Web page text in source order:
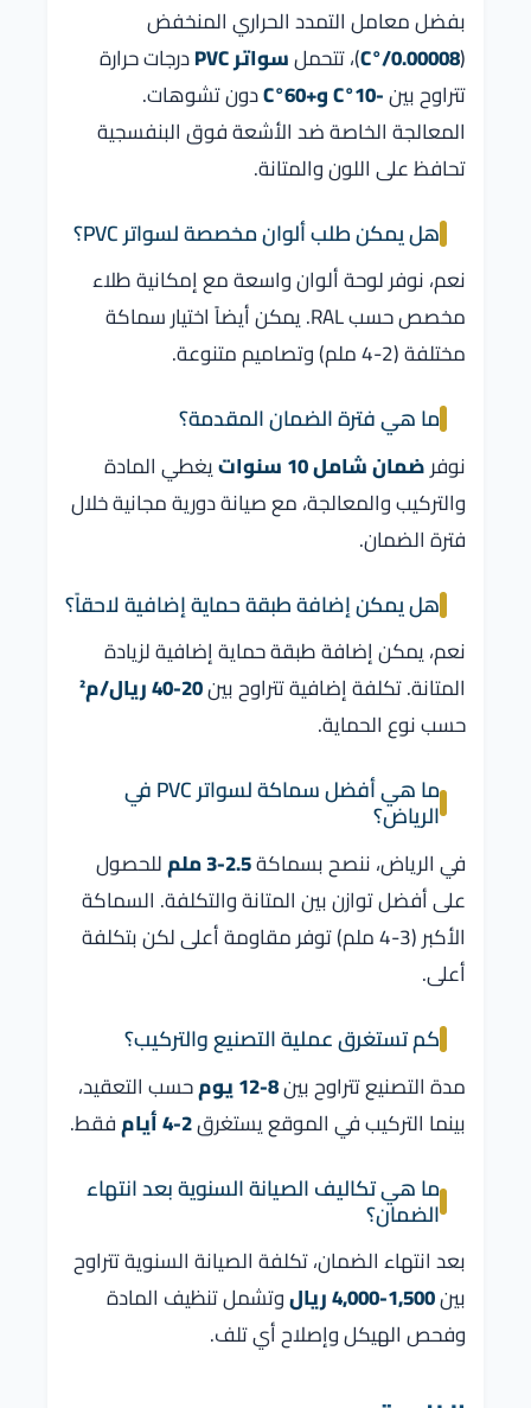
بفضل معامل التمدد الحراري المنخفض
(
0.00008/°C )، تتحملسواتر PVC
درجات حرارة
تتراوح بين-10°C و+60°C
دون تشوهات.
المعالجة الخاصة ضد الأشعة فوق البنفسجية
تحافظ على اللون والمتانة.
هل يمكن طلب ألوان مخصصة لسواتر PVC؟
نعم، نوفر لوحة ألوان واسعة مع إمكانية طلاء
مخصص حسب RAL. يمكن أيضاً اختيار سماكة
مختلفة (2-4 ملم) وتصاميم متنوعة.
ما هي فترة الضمان المقدمة؟
نوفرضمان شامل 10 سنوات
يغطي المادة
والتركيب والمعالجة، مع صيانة دورية مجانية خلال
فترة الضمان.
هل يمكن إضافة طبقة حماية إضافية لاحقاً؟
نعم، يمكن إضافة طبقة حماية إضافية لزيادة
المتانة. تكلفة إضافية تتراوح بين20-40 ريال/م²
حسب نوع الحماية.
ما هي أفضل سماكة لسواتر PVC في
الرياض؟
في الرياض، ننصح بسماكة2.5-3 ملم
للحصول
على أفضل توازن بين المتانة والتكلفة. السماكة
الأكبر (3-4 ملم) توفر مقاومة أعلى لكن بتكلفة
أعلى.
كم تستغرق عملية التصنيع والتركيب؟
مدة التصنيع تتراوح بين8-12 يوم
حسب التعقيد،
بينما التركيب في الموقع يستغرق2-4 أيام فقط.
ما هي تكاليف الصيانة السنوية بعد انتهاء
الضمان؟
بعد انتهاء الضمان، تكلفة الصيانة السنوية تتراوح
بين1,500-4,000 ريال
وتشمل تنظيف المادة
وفحص الهيكل وإصلاح أي تلف.